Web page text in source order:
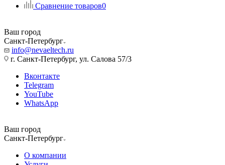
Сравнение товаров0
Ваш город
Санкт-Петербург
info@nevaeltech.ru
г. Санкт-Петербург, ул. Салова 57/3
Вконтакте
Telegram
YouTube
WhatsApp
Ваш город
Санкт-Петербург
О компании